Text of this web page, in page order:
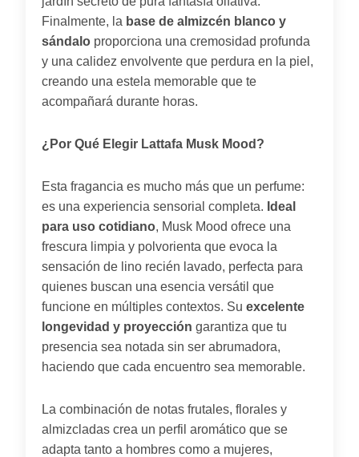
Finalmente, la base de almizcén blanco y
sándalo proporciona una cremosidad profunda
y una calidez envolvente que perdura en la piel,
creando una estela memorable que te
acompañará durante horas.
¿Por Qué Elegir Lattafa Musk Mood?
Esta fragancia es mucho más que un perfume:
es una experiencia sensorial completa. Ideal
para uso cotidiano, Musk Mood ofrece una
frescura limpia y polvorienta que evoca la
sensación de lino recién lavado, perfecta para
quienes buscan una esencia versátil que
funcione en múltiples contextos. Su excelente
longevidad y proyección garantiza que tu
presencia sea notada sin ser abrumadora,
haciendo que cada encuentro sea memorable.
La combinación de notas frutales, florales y
almizcladas crea un perfil aromático que se
adapta tanto a hombres como a mujeres,